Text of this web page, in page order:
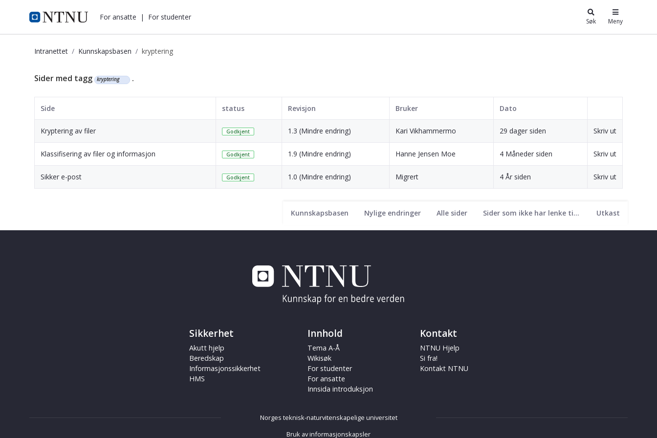
i.ntnu.no For ansatte | For studenter Søk Meny
Intranettet Kunnskapsbasen kryptering
Kunnskapsbasen
Kunnskapsbasen Nylige endringer Alle sider Sider som ikke har lenke til seg Utkast
Sider med tagg kryptering .
Side status Revisjon Bruker Dato
Kryptering av filer Godkjent 1.3 (Mindre endring) Kari Vikhammermo 29 dager siden Skriv ut
Klassifisering av filer og informasjon Godkjent 1.9 (Mindre endring) Hanne Jensen Moe 4 Måneder siden Skriv ut
Sikker e-post Godkjent 1.0 (Mindre endring) Migrert 4 År siden Skriv ut
Sikkerhet
Akutt hjelp
Beredskap
Informasjonssikkerhet
HMS
Innhold
Tema A-Å
Wikisøk
For studenter
For ansatte
Innsida introduksjon
Kontakt
NTNU Hjelp
Si fra!
Kontakt NTNU
Norges teknisk-naturvitenskapelige universitet
Bruk av informasjonskapsler